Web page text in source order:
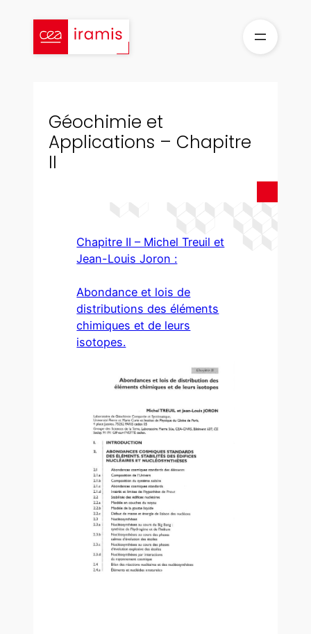
contenu
Géochimie et
Applications – Chapitre
II
Chapitre II – Michel Treuil et
Jean-Louis Joron :
Abondance et lois de
distributions des éléments
chimiques et de leurs
isotopes.